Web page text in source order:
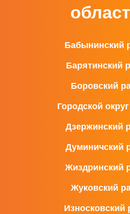
Бабынинский
Барятинский
Боровский
Городской
Дзержинский
Думиничский
Жиздринский
Жуковский
Износковский